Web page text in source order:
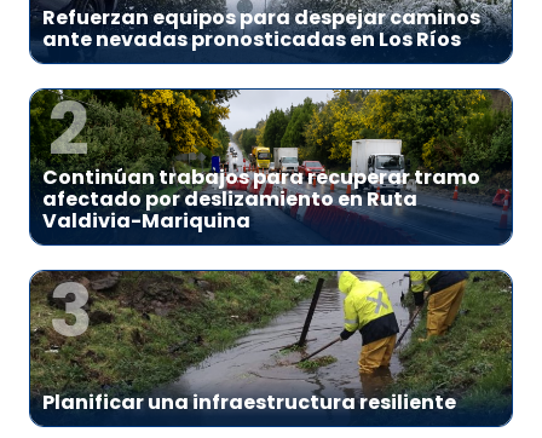
Refuerzan equipos para despejar caminos
ante nevadas pronosticadas en Los Ríos
2
Continúan trabajos para recuperar tramo
afectado por deslizamiento en Ruta
Valdivia-Mariquina
3
Planificar una infraestructura resiliente